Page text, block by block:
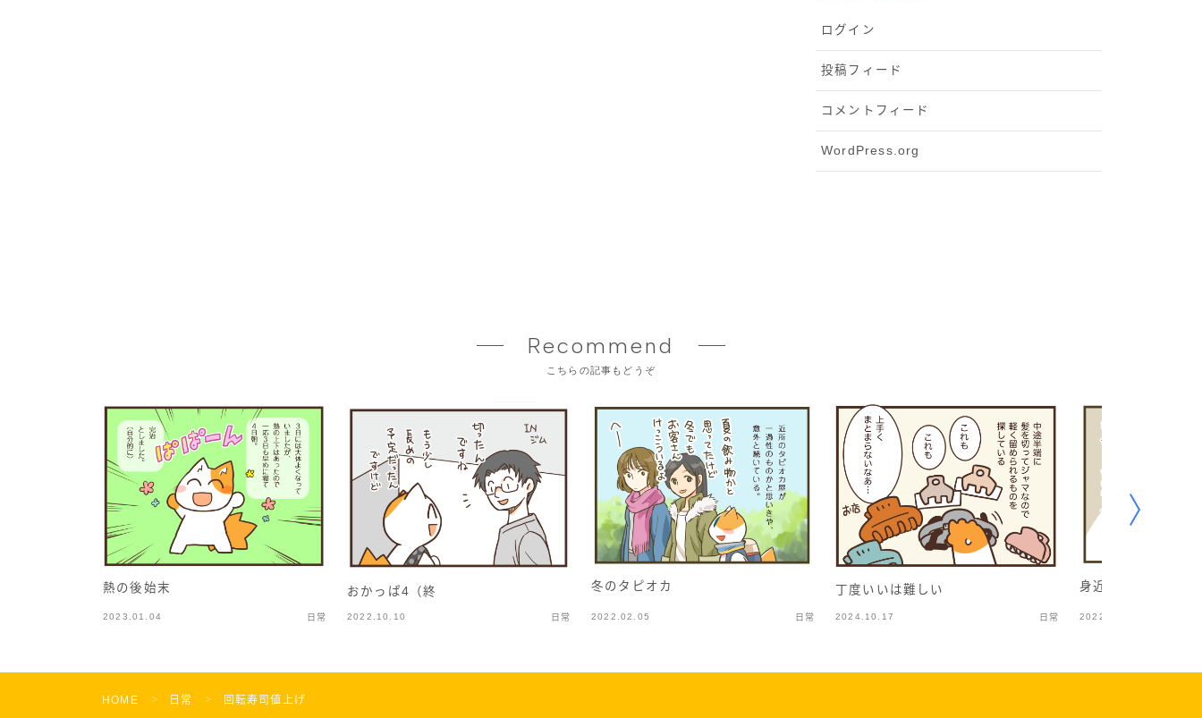
ログイン
投稿フィード
コメントフィード
WordPress.org
Recommend
こちらの記事もどうぞ
熱の後始末
2023.01.04 日常
おかっぱ4（終
2022.10.10 日常
冬のタピオカ
2022.02.05 日常
丁度いいは難しい
2024.10.17 日常
身近な食品値上がり
2022.09.10
HOME ＞ 日常 ＞ 回転寿司値上げ